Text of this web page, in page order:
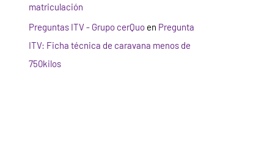
matriculación
Preguntas ITV - Grupo cerQuo en Pregunta
ITV: Ficha técnica de caravana menos de
750kilos